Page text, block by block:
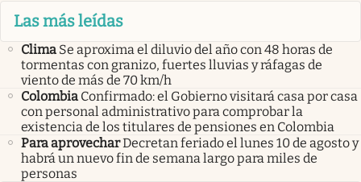
Las más leídas
Clima Se aproxima el diluvio del año con 48 horas de
tormentas con granizo, fuertes lluvias y ráfagas de
viento de más de 70 km/h
Colombia Confirmado: el Gobierno visitará casa por casa
con personal administrativo para comprobar la
existencia de los titulares de pensiones en Colombia
Para aprovecharDecretan feriado el lunes 10 de agosto y
habrá un nuevo fin de semana largo para miles de
personas